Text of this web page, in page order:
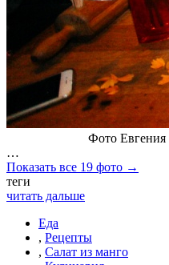
Фото
…
Показать все 19 фото →
теги
читать дальше
Еда
, Рецепты
, Салат из манго